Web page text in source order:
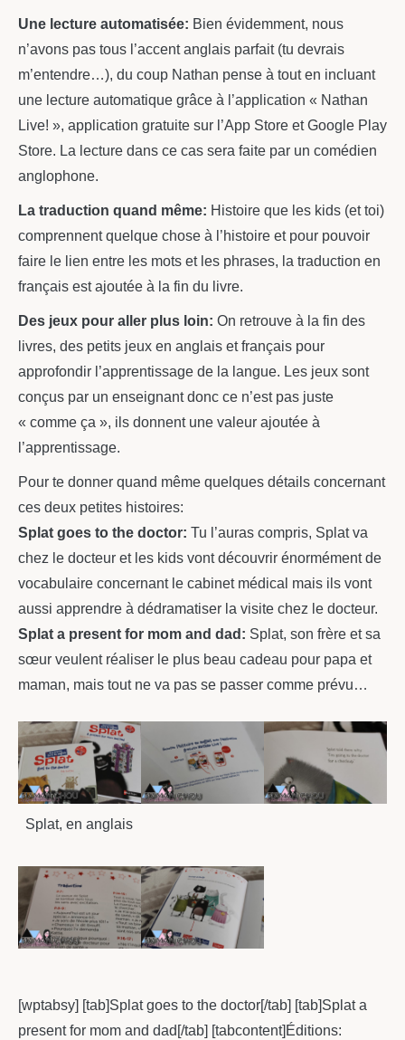
Une lecture automatisée: Bien évidemment, nous
n’avons pas tous l’accent anglais parfait (tu devrais
m’entendre…), du coup Nathan pense à tout en incluant
une lecture automatique grâce à l’application « Nathan
Live! », application gratuite sur l’App Store et Google Play
Store. La lecture dans ce cas sera faite par un comédien
anglophone.
La traduction quand même: Histoire que les kids (et toi)
comprennent quelque chose à l’histoire et pour pouvoir
faire le lien entre les mots et les phrases, la traduction en
français est ajoutée à la fin du livre.
Des jeux pour aller plus loin: On retrouve à la fin des
livres, des petits jeux en anglais et français pour
approfondir l’apprentissage de la langue. Les jeux sont
conçus par un enseignant donc ce n’est pas juste
« comme ça », ils donnent une valeur ajoutée à
l’apprentissage.
Pour te donner quand même quelques détails concernant
ces deux petites histoires:
Splat goes to the doctor: Tu l’auras compris, Splat va
chez le docteur et les kids vont découvrir énormément de
vocabulaire concernant le cabinet médical mais ils vont
aussi apprendre à dédramatiser la visite chez le docteur.
Splat a present for mom and dad: Splat, son frère et sa
sœur veulent réaliser le plus beau cadeau pour papa et
maman, mais tout ne va pas se passer comme prévu…
Splat, en anglais
[wptabsy] [tab]Splat goes to the doctor[/tab] [tab]Splat a
present for mom and dad[/tab] [tabcontent]Éditions: